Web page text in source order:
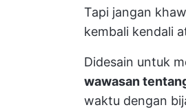
Tapi jangan
kembali kendali
Didesain untuk
wawasan
waktu dengan